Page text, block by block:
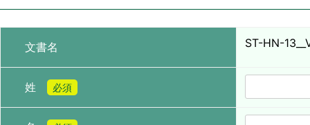
文書名 ST-HN-
姓 必須